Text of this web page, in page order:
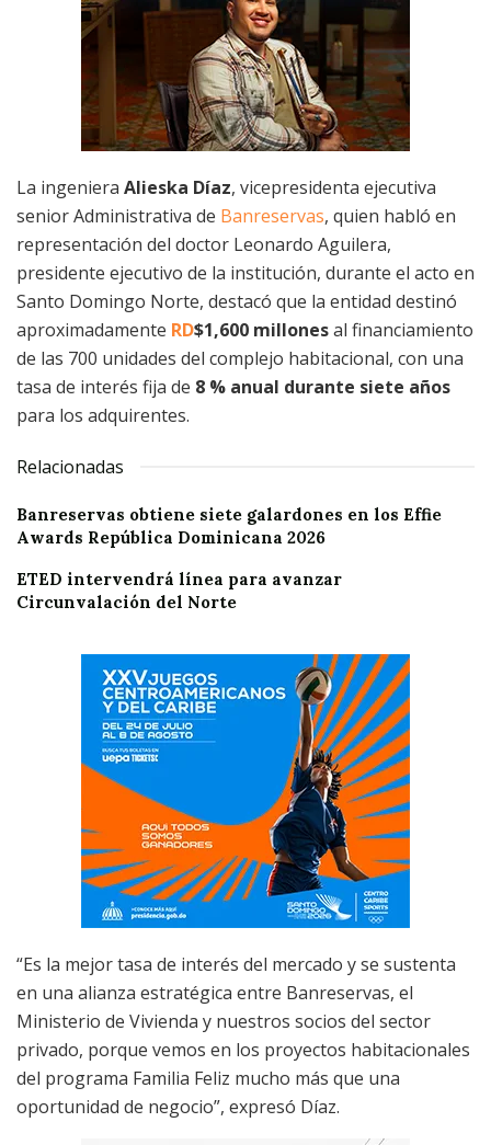
La ingeniera Alieska Díaz, vicepresidenta ejecutiva
senior Administrativa de Banreservas, quien habló en
representación del doctor Leonardo Aguilera,
presidente ejecutivo de la institución, durante el acto en
Santo Domingo Norte, destacó que la entidad destinó
aproximadamente RD$1,600 millonesal financiamiento
de las 700 unidades del complejo habitacional, con una
tasa de interés fija de 8 % anual durante siete años
para los adquirentes.
Relacionadas
Banreservas obtiene siete galardones en los Effie
Awards República Dominicana 2026
ETED intervendrá línea para avanzar
Circunvalación del Norte
“Es la mejor tasa de interés del mercado y se sustenta
en una alianza estratégica entre Banreservas, el
Ministerio de Vivienda y nuestros socios del sector
privado, porque vemos en los proyectos habitacionales
del programa Familia Feliz mucho más que una
oportunidad de negocio”, expresó Díaz.